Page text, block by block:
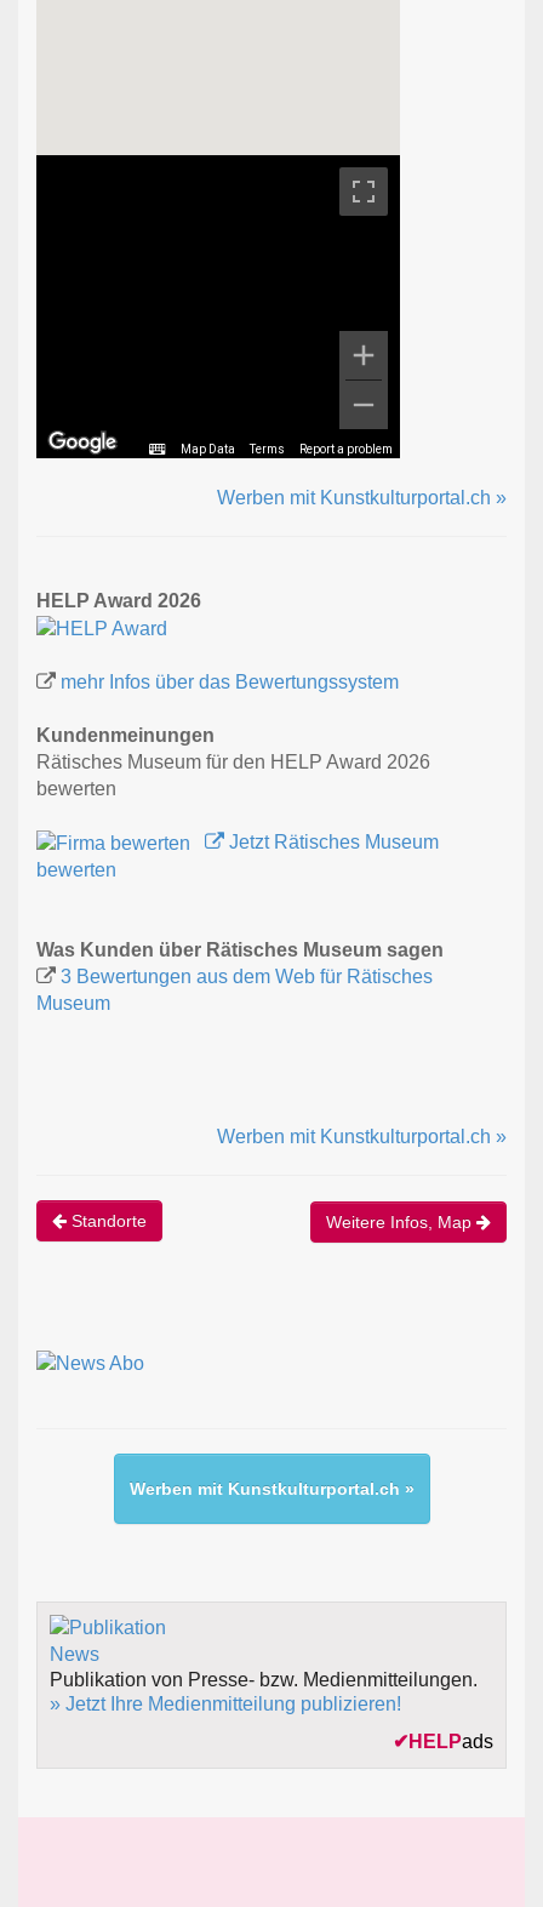
Map Data Terms Report a problem
Werben mit Kunstkulturportal.ch »
HELP Award 2026
mehr Infos über das Bewertungssystem
Kundenmeinungen
Rätisches Museum für den HELP Award 2026
bewerten
Jetzt Rätisches Museum
bewerten
Was Kunden über Rätisches Museum sagen
3 Bewertungen aus dem Web für Rätisches
Museum
Werben mit Kunstkulturportal.ch »
Standorte Weitere Infos, Map
Werben mit Kunstkulturportal.ch »
Publikation von Presse- bzw. Medienmitteilungen.
» Jetzt Ihre Medienmitteilung publizieren!
✔ HELPads